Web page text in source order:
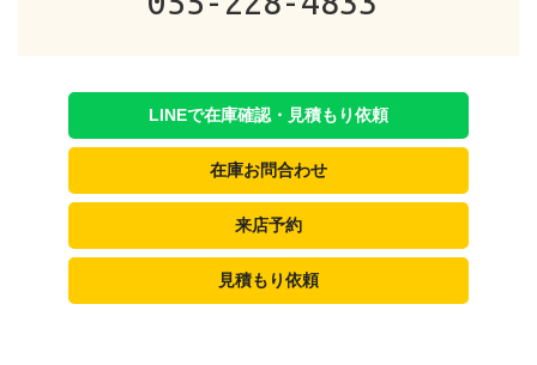
LINEで在庫確認・見積もり依頼
在庫お問合わせ
来店予約
見積もり依頼